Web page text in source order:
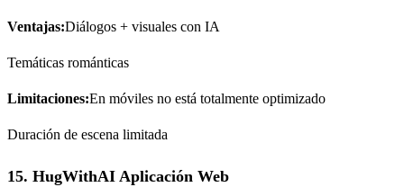
Ventajas:Diálogos + visuales con IA
Temáticas románticas
Limitaciones:En móviles no está totalmente optimizado
Duración de escena limitada
15. HugWithAI Aplicación Web